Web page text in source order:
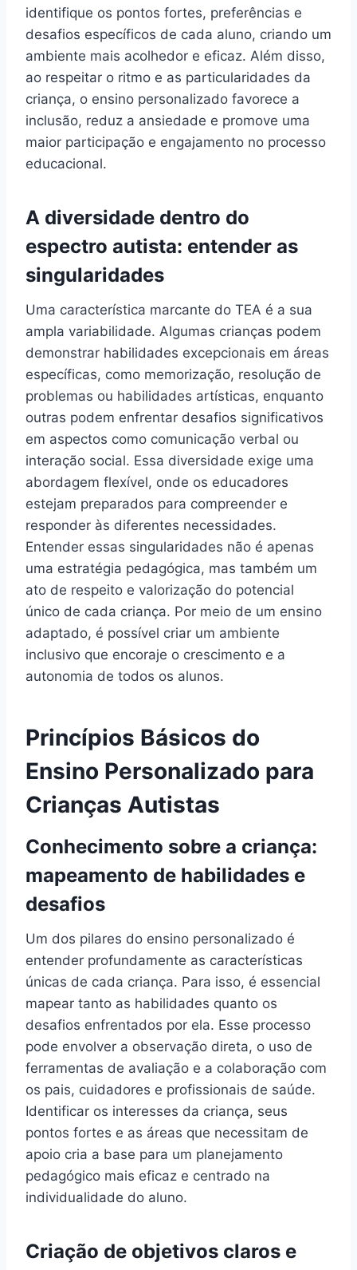
identifique os pontos fortes, preferências e
desafios específicos de cada aluno, criando um
ambiente mais acolhedor e eficaz. Além disso,
ao respeitar o ritmo e as particularidades da
criança, o ensino personalizado favorece a
inclusão, reduz a ansiedade e promove uma
maior participação e engajamento no processo
educacional.
A diversidade dentro do
espectro autista: entender as
singularidades
Uma característica marcante do TEA é a sua
ampla variabilidade. Algumas crianças podem
demonstrar habilidades excepcionais em áreas
específicas, como memorização, resolução de
problemas ou habilidades artísticas, enquanto
outras podem enfrentar desafios significativos
em aspectos como comunicação verbal ou
interação social. Essa diversidade exige uma
abordagem flexível, onde os educadores
estejam preparados para compreender e
responder às diferentes necessidades.
Entender essas singularidades não é apenas
uma estratégia pedagógica, mas também um
ato de respeito e valorização do potencial
único de cada criança. Por meio de um ensino
adaptado, é possível criar um ambiente
inclusivo que encoraje o crescimento e a
autonomia de todos os alunos.
Princípios Básicos do
Ensino Personalizado para
Crianças Autistas
Conhecimento sobre a criança:
mapeamento de habilidades e
desafios
Um dos pilares do ensino personalizado é
entender profundamente as características
únicas de cada criança. Para isso, é essencial
mapear tanto as habilidades quanto os
desafios enfrentados por ela. Esse processo
pode envolver a observação direta, o uso de
ferramentas de avaliação e a colaboração com
os pais, cuidadores e profissionais de saúde.
Identificar os interesses da criança, seus
pontos fortes e as áreas que necessitam de
apoio cria a base para um planejamento
pedagógico mais eficaz e centrado na
individualidade do aluno.
Criação de objetivos claros e